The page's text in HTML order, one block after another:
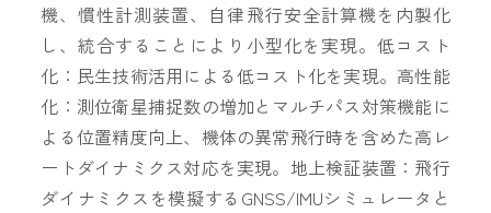
機、慣性計測装置、自律飛行安全計算機を内製化
し、統合することにより小型化を実現。低コスト
化：民生技術活用による低コスト化を実現。高性能
化：測位衛星捕捉数の増加とマルチパス対策機能に
よる位置精度向上、機体の異常飛行時を含めた高レ
ートダイナミクス対応を実現。地上検証装置：飛行
ダイナミクスを模擬するGNSS/IMUシミュレータと